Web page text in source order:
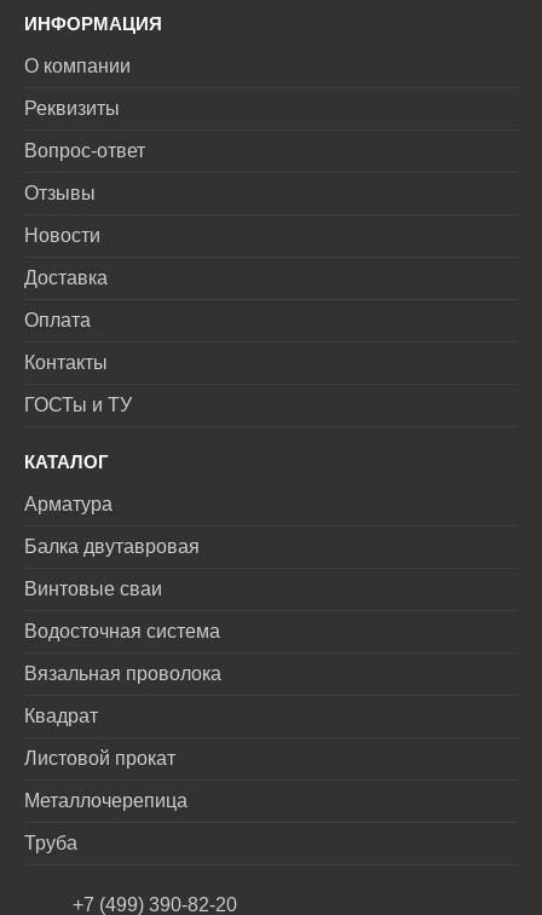
ИНФОРМАЦИЯ
О компании
Реквизиты
Вопрос-ответ
Отзывы
Новости
Доставка
Оплата
Контакты
ГОСТы и ТУ
КАТАЛОГ
Арматура
Балка двутавровая
Винтовые сваи
Водосточная система
Вязальная проволока
Квадрат
Листовой прокат
Металлочерепица
Труба
+7 (499) 390-82-20